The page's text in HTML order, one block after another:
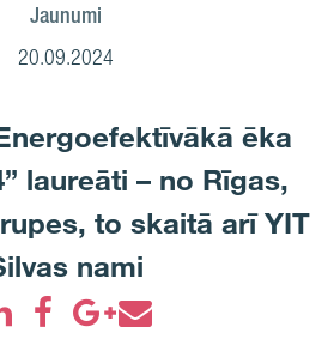
Jaunumi
20.09.2024
ēka
laureāti – no Rīgas,
to skaitā arī YIT
nami